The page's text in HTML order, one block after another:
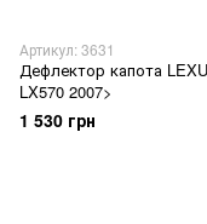
Артикул: 3631
Дефлектор капота
LX570 2007>
1 530 грн